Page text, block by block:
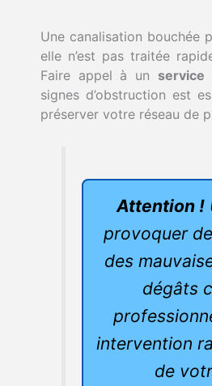
Une canalisation bouchée
elle n’est pas traitée
Faire appel à un service
signes d’obstruction est
préserver votre réseau de
Attention !
provoquer
des
dégâts
intervention
de